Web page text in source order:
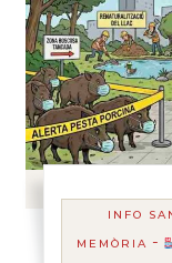
INFO
MEMÒRIA -